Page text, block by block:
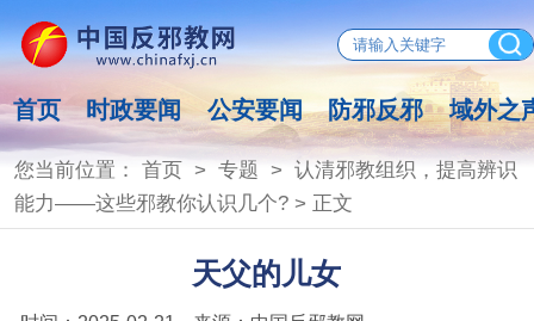
首页 时政要闻 公安要闻 防邪反邪 域外之
您当前位置： 首页> 专题 > 认清邪教组织，提高辨识
能力——这些邪教你认识几个?> 正文
天父的儿女